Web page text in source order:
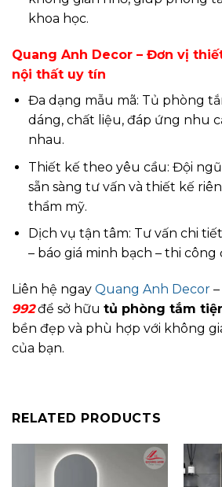
khoa học.
Quang Anh Decor – Đơn vị
nội thất uy tín
Đa dạng mẫu mã: Tủ phòng
dáng, chất liệu, đáp ứng nhu
nhau.
Thiết kế theo yêu cầu: Đội
sẵn sàng tư vấn và thiết kế
thẩm mỹ.
Dịch vụ tận tâm: Tư vấn chi
– báo giá minh bạch – thi
Liên hệ ngay Quang Anh Decor –
992để sở hữu tủ phòng tắm
bền đẹp và phù hợp với không
của bạn.
RELATED PRODUCTS